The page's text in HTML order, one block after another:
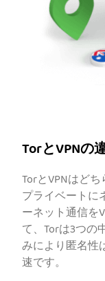
TorとVPNの
TorとVPNはど
プライベートに
ーネット通信を
て、Torは3つの
みにより匿名性
速です。